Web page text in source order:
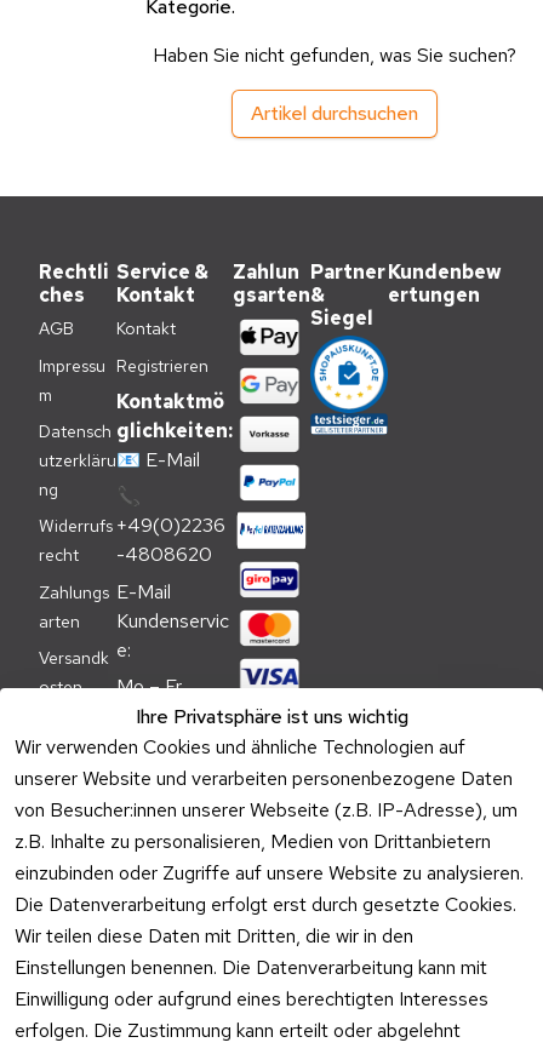
Kategorie.
Haben Sie nicht gefunden, was Sie suchen?
Artikel durchsuchen
Ihre Privatsphäre ist uns wichtig
Wir verwenden Cookies und ähnliche Technologien auf
unserer Website und verarbeiten personenbezogene Daten
von Besucher:innen unserer Webseite (z.B. IP-Adresse), um
z.B. Inhalte zu personalisieren, Medien von Drittanbietern
einzubinden oder Zugriffe auf unsere Website zu analysieren.
Die Datenverarbeitung erfolgt erst durch gesetzte Cookies.
Wir teilen diese Daten mit Dritten, die wir in den
Einstellungen benennen. Die Datenverarbeitung kann mit
Einwilligung oder aufgrund eines berechtigten Interesses
erfolgen. Die Zustimmung kann erteilt oder abgelehnt
Rechtli
ches
AGB
Impressu
m
Datensch
utzerkläru
ng
Widerrufs
recht
Zahlungs
arten
Versandk
osten
nweis
Verpacku
ngshinwei
se
Altgeräte
-
Entsorgu
ng
Vertrag
Service &
Kontakt
Kontakt
Registrieren
Kontaktmö
glichkeiten:
📧 E-Mail
📞
+49(0)2236
-4808620
E-Mail
Kundenservic
e:
Mo – Fr
09:00 –
17:00 Uhr
Telefon
Kundenservic
e:
Mo – Fr 11:00
– 15:00 Uhr
Zahlun
gsarten
Versa
ndpa
rtner
Partner
&
Siegel
Kundenbew
ertungen